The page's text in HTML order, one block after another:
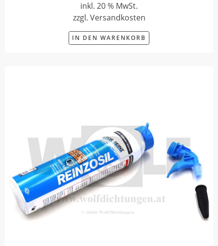
inkl. 20 % MwSt.
zzgl. Versandkosten
IN DEN WARENKORB